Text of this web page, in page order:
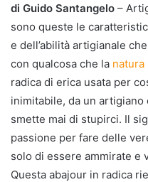
di Guido Santangelo –
sono queste le
e dell’abilità artigianale
con qualcosa che la natura
radica di erica usata per
inimitabile, da un artigiano
smette mai di stupirci. Il
passione per fare delle
solo di essere ammirate e
Questa abajour in radica